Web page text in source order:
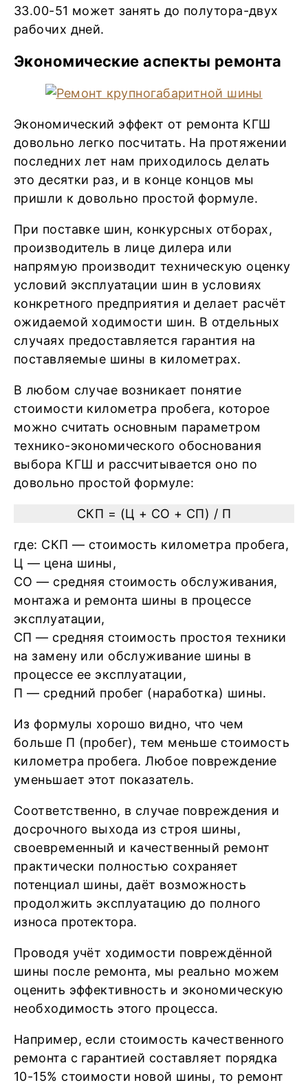
33.00-51 может занять до полутора-двух
рабочих дней.
Экономические аспекты ремонта
Экономический эффект от ремонта КГШ
довольно легко посчитать. На протяжении
последних лет нам приходилось делать
это десятки раз, и в конце концов мы
пришли к довольно простой формуле.
При поставке шин, конкурсных отборах,
производитель в лице дилера или
напрямую производит техническую оценку
условий эксплуатации шин в условиях
конкретного предприятия и делает расчёт
ожидаемой ходимости шин. В отдельных
случаях предоставляется гарантия на
поставляемые шины в километрах.
В любом случае возникает понятие
стоимости километра пробега, которое
можно считать основным параметром
технико-экономического обоснования
выбора КГШ и рассчитывается оно по
довольно простой формуле:
СКП = (Ц + СО + СП) / П
где: СКП — стоимость километра пробега,
Ц — цена шины,
СО — средняя стоимость обслуживания,
монтажа и ремонта шины в процессе
эксплуатации,
СП — средняя стоимость простоя техники
на замену или обслуживание шины в
процессе ее эксплуатации,
П — средний пробег (наработка) шины.
Из формулы хорошо видно, что чем
больше П (пробег), тем меньше стоимость
километра пробега. Любое повреждение
уменьшает этот показатель.
Соответственно, в случае повреждения и
досрочного выхода из строя шины,
своевременный и качественный ремонт
практически полностью сохраняет
потенциал шины, даёт возможность
продолжить эксплуатацию до полного
износа протектора.
Проводя учёт ходимости повреждённой
шины после ремонта, мы реально можем
оценить эффективность и экономическую
необходимость этого процесса.
Например, если стоимость качественного
ремонта с гарантией составляет порядка
10-15% стоимости новой шины, то ремонт